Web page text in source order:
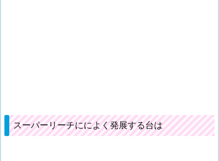
スーパーリーチにによく発展する台は